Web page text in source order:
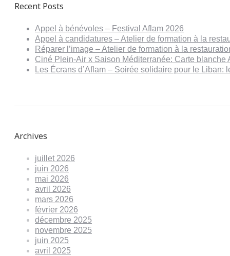
Recent Posts
Appel à bénévoles – Festival Aflam 2026
Appel à candidatures – Atelier de formation à la
Réparer l’image – Atelier de formation à la
Ciné Plein-Air x Saison Méditerranée: Carte blanche
Les Écrans d’Aflam – Soirée solidaire pour le
Archives
juillet 2026
juin 2026
mai 2026
avril 2026
mars 2026
février 2026
décembre 2025
novembre 2025
juin 2025
avril 2025